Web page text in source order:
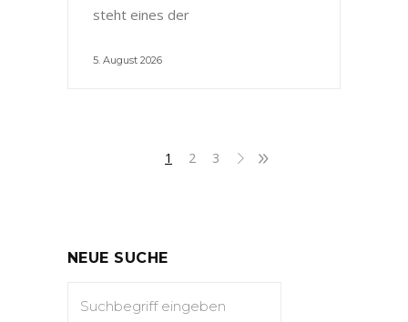
steht eines der
5. August 2026
1 2 3
NEUE SUCHE